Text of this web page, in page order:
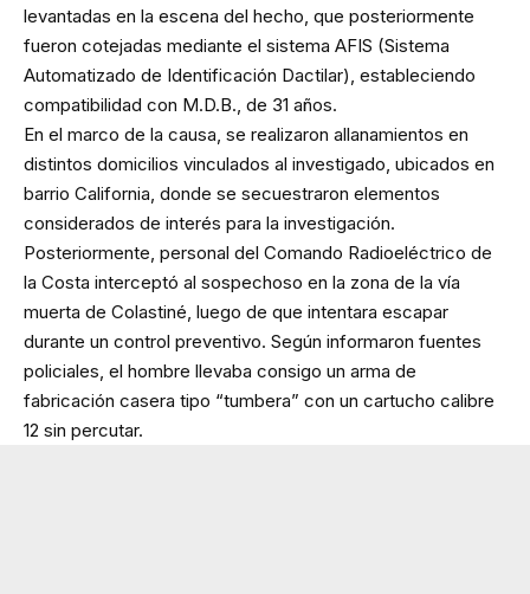
levantadas en la escena del hecho, que posteriormente
fueron cotejadas mediante el sistema AFIS (Sistema
Automatizado de Identificación Dactilar), estableciendo
compatibilidad con M.D.B., de 31 años.
En el marco de la causa, se realizaron allanamientos en
distintos domicilios vinculados al investigado, ubicados en
barrio California, donde se secuestraron elementos
considerados de interés para la investigación.
Posteriormente, personal del Comando Radioeléctrico de
la Costa interceptó al sospechoso en la zona de la vía
muerta de Colastiné, luego de que intentara escapar
durante un control preventivo. Según informaron fuentes
policiales, el hombre llevaba consigo un arma de
fabricación casera tipo “tumbera” con un cartucho calibre
12 sin percutar.